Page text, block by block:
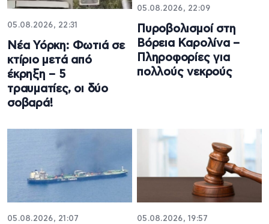
05.08.2026, 22:31
Νέα Υόρκη: Φωτιά σε
κτίριο μετά από
έκρηξη – 5
τραυματίες, οι δύο
σοβαρά!
05.08.2026, 22:09
Πυροβολισμοί στη
Βόρεια Καρολίνα –
Πληροφορίες για
πολλούς νεκρούς
05.08.2026, 21:07 05.08.2026, 19:57